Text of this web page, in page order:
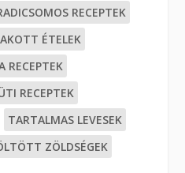
RECEPTEK
ÉTELEK
RECEPTEK
RECEPTEK
TARTALMAS LEVESEK
ZÖLDSÉGEK